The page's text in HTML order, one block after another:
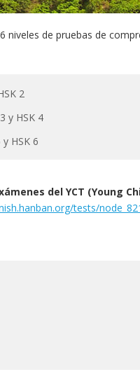
niveles de pruebas de
2
y HSK 4
HSK 6
del YCT (Young
tests/